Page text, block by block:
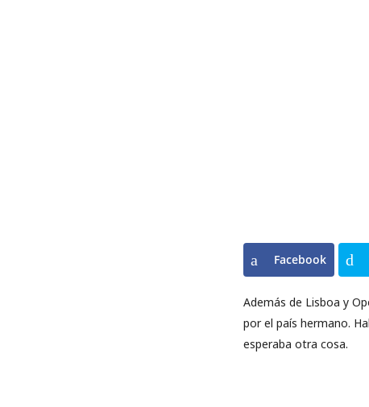
Facebook
Además de Lisboa y
por el país hermano.
esperaba otra cosa.